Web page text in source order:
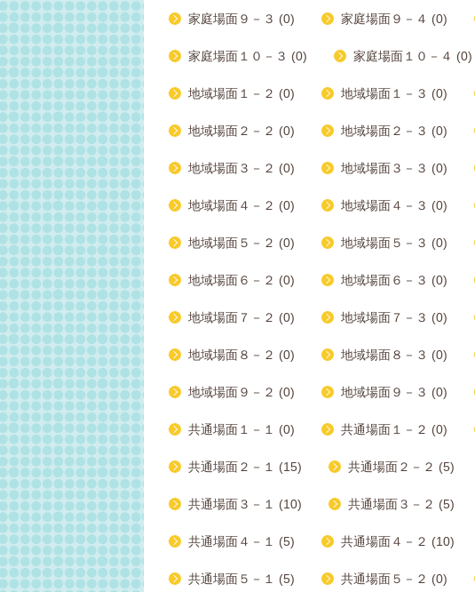
家庭場面９－３ (0) 家庭場面９－４ (0)
家庭場面１０－３ (0) 家庭場面１０－４ (0)
地域場面１－２ (0) 地域場面１－３ (0)
地域場面２－２ (0) 地域場面２－３ (0)
地域場面３－２ (0) 地域場面３－３ (0)
地域場面４－２ (0) 地域場面４－３ (0)
地域場面５－２ (0) 地域場面５－３ (0)
地域場面６－２ (0) 地域場面６－３ (0)
地域場面７－２ (0) 地域場面７－３ (0)
地域場面８－２ (0) 地域場面８－３ (0)
地域場面９－２ (0) 地域場面９－３ (0)
共通場面１－１ (0) 共通場面１－２ (0)
共通場面２－１ (15) 共通場面２－２ (5)
共通場面３－１ (10) 共通場面３－２ (5)
共通場面４－１ (5) 共通場面４－２ (10)
共通場面５－１ (5) 共通場面５－２ (0)